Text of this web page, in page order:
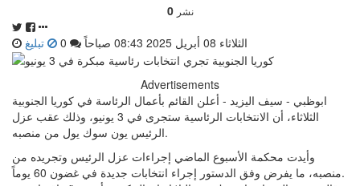
0 نشر
الثلاثاء 08 أبريل 2025 08:43 صباحاً تبليغ
Advertisements
ابوظبي - سيف اليزيد - أعلن القائم بأعمال الرئاسة في كوريا الجنوبية
الثلاثاء، أن الانتخابات الرئاسية ستجرى في 3 يونيو، وذلك عقب عزل
الرئيس يون سوك يول من منصبه.
وأيدت محكمة الأسبوع الماضي إجراءات عزل الرئيس وتجريده من
منصبه، ما يفرض وفق الدستور إجراء انتخابات جديدة في غضون 60 يوماً.